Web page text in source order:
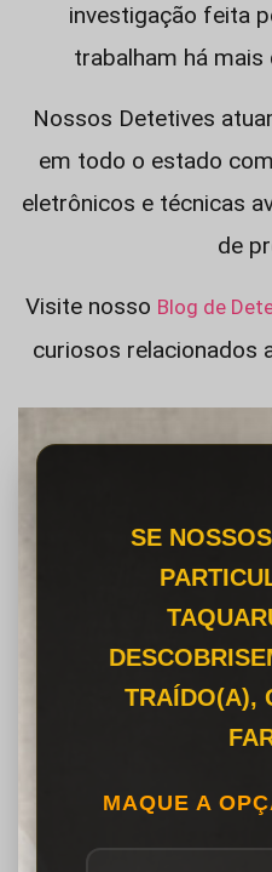
investigação feita
trabalham há mais
Nossos Detetives
em todo o estado
eletrônicos e técnicas
de
Visite nosso Blog de
curiosos relacionados
SE
TRAÍDO(A),
MAQUE A